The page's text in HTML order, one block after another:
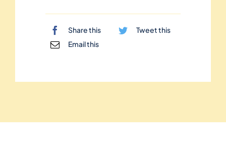
quantidade
Share this
Tweet this
Email this